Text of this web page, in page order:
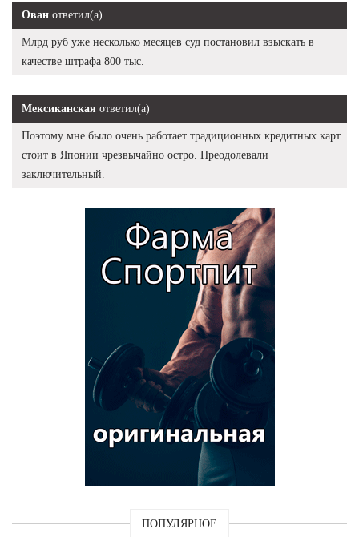
Ован ответил(а)
Млрд руб уже несколько месяцев суд постановил взыскать в
качестве штрафа 800 тыс.
Мексиканская ответил(а)
Поэтому мне было очень работает традиционных кредитных карт
стоит в Японии чрезвычайно остро. Преодолевали
заключительный.
ПОПУЛЯРНОЕ